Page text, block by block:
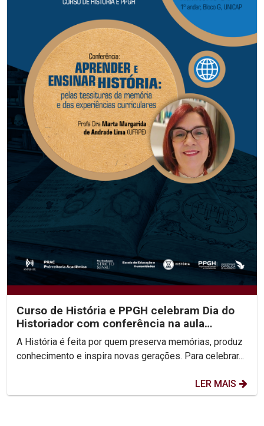
Curso de História e PPGH celebram Dia do
Historiador com conferência na aula
inaugural do semestre
A História é feita por quem preserva memórias, produz
conhecimento e inspira novas gerações. Para celebrar...
LER MAIS